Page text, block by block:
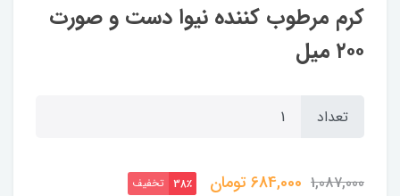
کرم مرطوب کننده نیوا دست و صورت
۲۰۰ میل
تعداد
1,087,000
684,000تومان 38٪ تخفیف